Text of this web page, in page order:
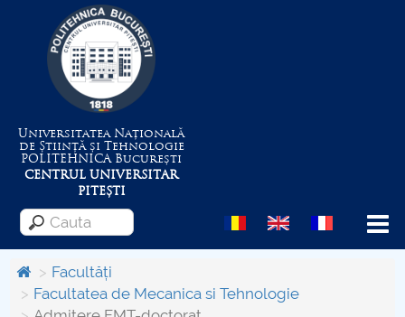
Universitatea Națională
de Știință și Tehnologie
POLITEHNICABucurești
CENTRUL UNIVERSITAR
PITEȘTI
Menu
Facultăți
Facultatea de Mecanica si Tehnologie